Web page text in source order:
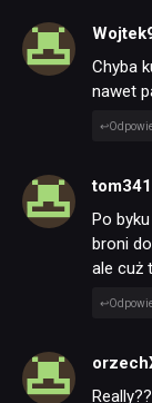
Chyba
nawet
Po
broni
ale cuż